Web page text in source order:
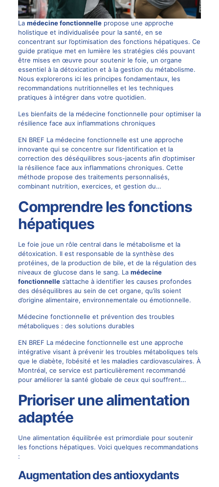
La médecine fonctionnellepropose une approche
holistique et individualisée pour la santé, en se
concentrant sur l’optimisation des fonctions hépatiques. Ce
guide pratique met en lumière les stratégies clés pouvant
être mises en œuvre pour soutenir le foie, un organe
essentiel à la détoxication et à la gestion du métabolisme.
Nous explorerons ici les principes fondamentaux, les
recommandations nutritionnelles et les techniques
pratiques à intégrer dans votre quotidien.
Les bienfaits de la médecine fonctionnelle pour optimiser la
résilience face aux inflammations chroniques
EN BREF La médecine fonctionnelle est une approche
innovante qui se concentre sur l’identification et la
correction des déséquilibres sous-jacents afin d’optimiser
la résilience face aux inflammations chroniques. Cette
méthode propose des traitements personnalisés,
combinant nutrition, exercices, et gestion du…
Comprendre les fonctions
hépatiques
Le foie joue un rôle central dans le métabolisme et la
détoxication. Il est responsable de la synthèse des
protéines, de la production de bile, et de la régulation des
niveaux de glucose dans le sang. La médecine
fonctionnelles’attache à identifier les causes profondes
des déséquilibres au sein de cet organe, qu’ils soient
d’origine alimentaire, environnementale ou émotionnelle.
Médecine fonctionnelle et prévention des troubles
métaboliques : des solutions durables
EN BREF La médecine fonctionnelle est une approche
intégrative visant à prévenir les troubles métaboliques tels
que le diabète, l’obésité et les maladies cardiovasculaires. À
Montréal, ce service est particulièrement recommandé
pour améliorer la santé globale de ceux qui souffrent…
Prioriser une alimentation
adaptée
Une alimentation équilibrée est primordiale pour soutenir
les fonctions hépatiques. Voici quelques recommandations
:
Augmentation des antioxydants